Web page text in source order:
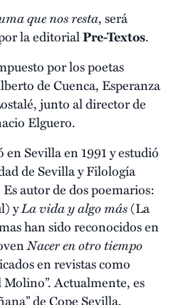
que nos resta, será
la editorialPre-Textos.
por los poetas
de Cuenca, Esperanza
junto al director de
Elguero.
en Sevilla en 1991 y estudió
de Sevilla y Filología
autor de dos poemarios:
yLa vida y algo más(La
han sido reconocidos en
Nacer en otro tiempo
en revistas como
Molino”. Actualmente, es
de Cope Sevilla,